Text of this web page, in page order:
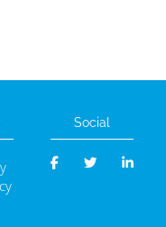
Social